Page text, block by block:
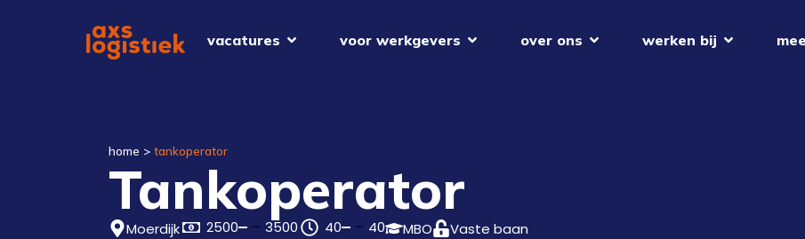
vacatures voor werkgevers over ons werken bij
home > tankoperator
Tankoperator
Moerdijk 2500 3500 40 40 MBO Vaste baan